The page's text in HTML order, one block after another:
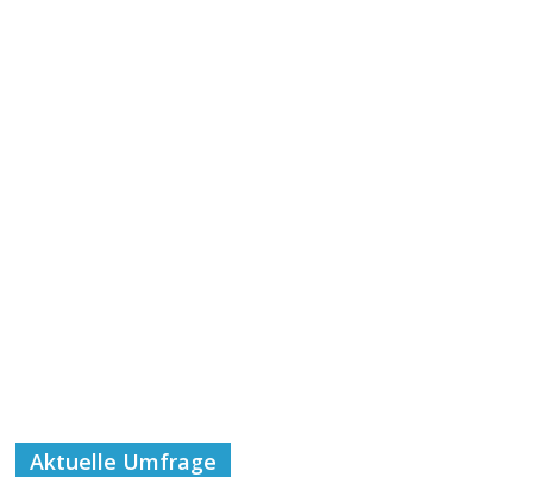
Aktuelle Umfrage